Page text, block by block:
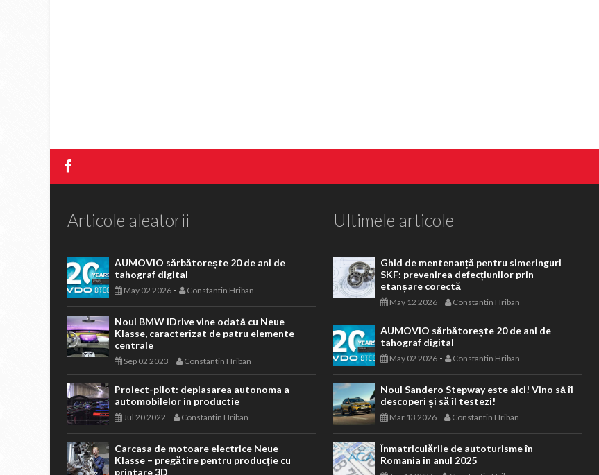
Articole aleatorii
AUMOVIO sărbătorește 20 de ani de
tahograf digital
May 02 2026 - Constantin Hriban
Noul BMW iDrive vine odată cu Neue
Klasse, caracterizat de patru elemente
centrale
Sep 02 2023 - Constantin Hriban
Proiect-pilot: deplasarea autonoma a
automobilelor in productie
Jul 20 2022 - Constantin Hriban
Carcasa de motoare electrice Neue
Klasse – pregătire pentru producţie cu
printare 3D
Ultimele articole
Ghid de mentenanță pentru simeringuri
SKF: prevenirea defecțiunilor prin
etanșare corectă
May 12 2026 - Constantin Hriban
AUMOVIO sărbătorește 20 de ani de
tahograf digital
May 02 2026 - Constantin Hriban
Noul Sandero Stepway este aici! Vino să îl
descoperi și să îl testezi!
Mar 13 2026 - Constantin Hriban
Înmatriculările de autoturisme în
Romania în anul 2025